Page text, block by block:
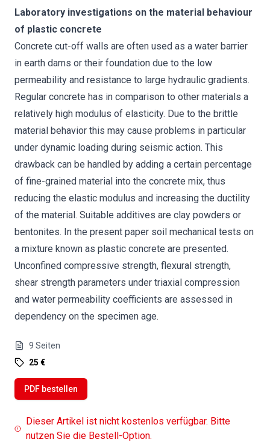
Laboratory investigations on the material behaviour
of plastic concrete
Concrete cut-off walls are often used as a water barrier
in earth dams or their foundation due to the low
permeability and resistance to large hydraulic gradients.
Regular concrete has in comparison to other materials a
relatively high modulus of elasticity. Due to the brittle
material behavior this may cause problems in particular
under dynamic loading during seismic action. This
drawback can be handled by adding a certain percentage
of fine-grained material into the concrete mix, thus
reducing the elastic modulus and increasing the ductility
of the material. Suitable additives are clay powders or
bentonites. In the present paper soil mechanical tests on
a mixture known as plastic concrete are presented.
Unconfined compressive strength, flexural strength,
shear strength parameters under triaxial compression
and water permeability coefficients are assessed in
dependency on the specimen age.
9 Seiten
25 €
PDF bestellen
Dieser Artikel ist nicht kostenlos verfügbar. Bitte
nutzen Sie die Bestell-Option.